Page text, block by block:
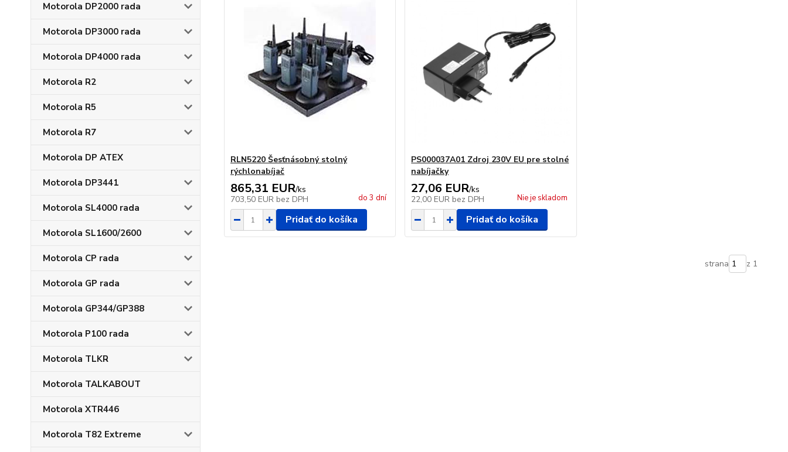
Motorola DP2000 rada
Motorola DP3000 rada
Motorola DP4000 rada
Motorola R2
Motorola R5
Motorola R7
Motorola DP ATEX
Motorola DP3441
Motorola SL4000 rada
Motorola SL1600/2600
Motorola CP rada
Motorola GP rada
Motorola GP344/GP388
Motorola P100 rada
Motorola TLKR
Motorola TALKABOUT
Motorola XTR446
Motorola T82 Extreme
RLN5220 Šesťnásobný stolný
rýchlonabíjač
865,31 EUR/ks
703,50 EUR bez DPH do 3 dní
Pridať do košíka
PS000037A01 Zdroj 230V EU pre stolné
nabíjačky
27,06 EUR/ks
22,00 EUR bez DPH Nie je skladom
Pridať do košíka
strana z 1